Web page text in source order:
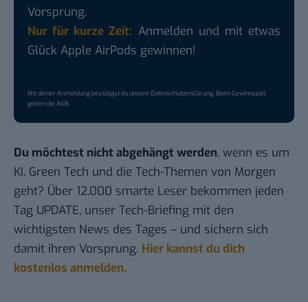
Vorsprung.
Nur für kurze Zeit: Anmelden und mit etwas
Glück Apple AirPods gewinnen!
Mit deiner Anmeldung bestätigst du unsereDatenschutzerklärung. Beim Gewinnspiel
gelten dieAGB.
Du möchtest nicht abgehängt werden, wenn es um
KI, Green Tech und die Tech-Themen von Morgen
geht? Über 12.000 smarte Leser bekommen jeden
Tag UPDATE, unser Tech-Briefing mit den
wichtigsten News des Tages – und sichern sich
damit ihren Vorsprung. Hier kannst du dich
kostenlos anmelden.